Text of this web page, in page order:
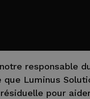
responsable
Luminus
pour